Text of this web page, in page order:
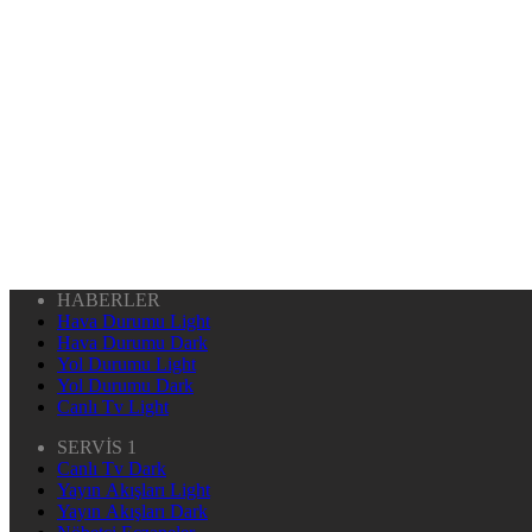
HABERLER
Hava Durumu Light
Hava Durumu Dark
Yol Durumu Light
Yol Durumu Dark
Canlı Tv Light
SERVİS 1
Canlı Tv Dark
Yayın Akışları Light
Yayın Akışları Dark